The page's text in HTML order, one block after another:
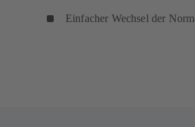
Einfacher Wechsel der